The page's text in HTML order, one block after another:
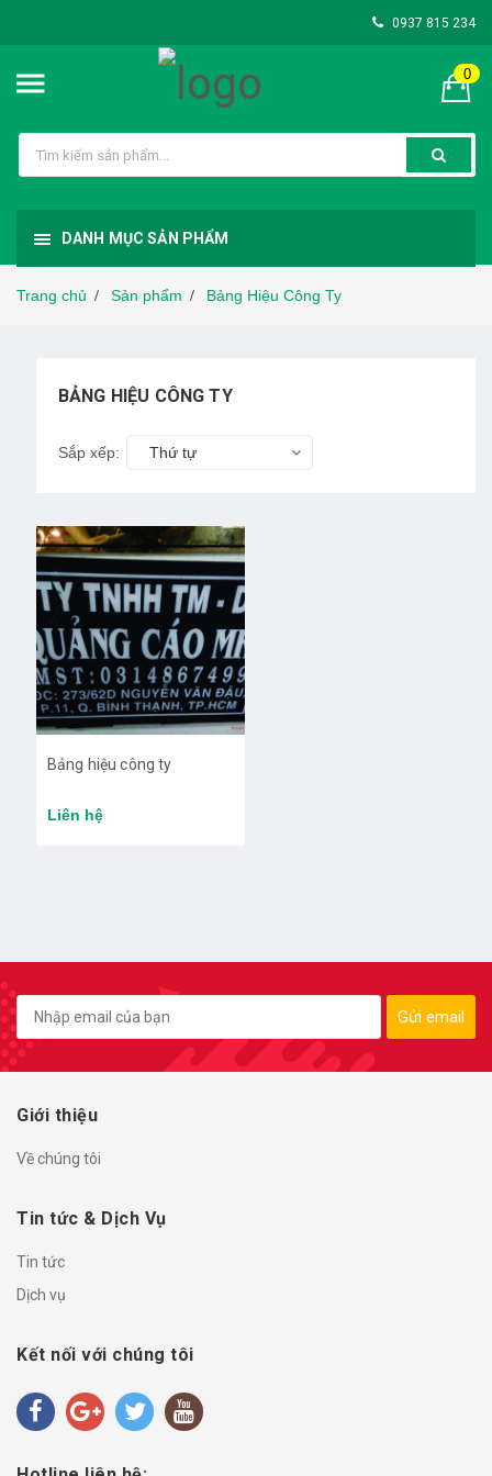
0937 815 234
0
DANH MỤC SẢN PHẨM
Trang chủ / Sản phẩm / Bảng Hiệu Công Ty
BẢNG HIỆU CÔNG TY
Sắp xếp: Thứ tự
Bảng hiệu công ty
Liên hệ
Gửi email
Giới thiệu
Về chúng tôi
Tin tức & Dịch Vụ
Tin tức
Dịch vụ
Kết nối với chúng tôi